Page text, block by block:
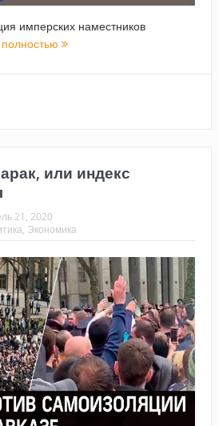
имперских наместников
полностью
или индекс
21, 2020
Экономика